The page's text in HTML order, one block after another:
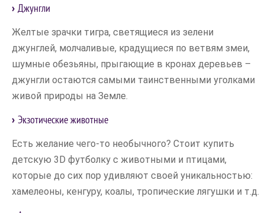
Джунгли
Желтые зрачки тигра, светящиеся из зелени
джунглей, молчаливые, крадущиеся по ветвям змеи,
шумные обезьяны, прыгающие в кронах деревьев –
джунгли остаются самыми таинственными уголками
живой природы на Земле.
Экзотические животные
Есть желание чего-то необычного? Стоит купить
детскую 3D футболку с животными и птицами,
которые до сих пор удивляют своей уникальностью:
хамелеоны, кенгуру, коалы, тропические лягушки и т.д.